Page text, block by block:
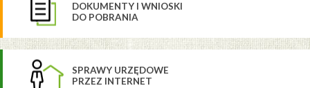
DOKUMENTY I WNIOSKI
DO POBRANIA
SPRAWY URZĘDOWE
PRZEZ INTERNET